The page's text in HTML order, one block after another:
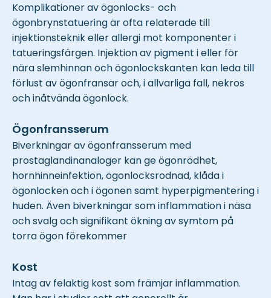
Komplikationer av ögonlocks- och
ögonbrynstatuering är ofta relaterade till
injektionsteknik eller allergi mot komponenter i
tatueringsfärgen. Injektion av pigment i eller för
nära slemhinnan och ögonlockskanten kan leda till
förlust av ögonfransar och, i allvarliga fall, nekros
och inåtvända ögonlock.
Ögonfransserum
Biverkningar av ögonfransserum med
prostaglandinanaloger kan ge ögonrödhet,
hornhinneinfektion, ögonlocksrodnad, klåda i
ögonlocken och i ögonen samt hyperpigmentering i
huden. Även biverkningar som inflammation i näsa
och svalg och signifikant ökning av symtom på
torra ögon förekommer
Kost
Intag av felaktig kost som främjar inflammation.